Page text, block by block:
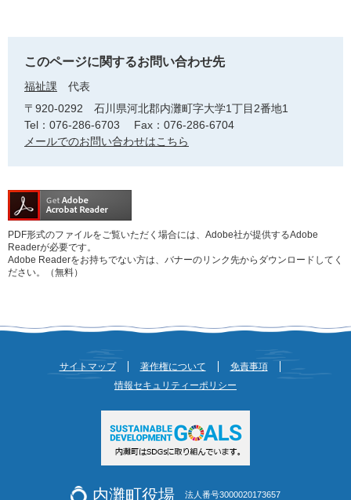
このページに関するお問い合わせ先
福祉課
代表
〒920-0292
石川県河北郡内灘町字大学1丁目2番地1
Tel：076-286-6703
Fax：076-286-6704
メールでのお問い合わせはこちら
PDF形式のファイルをご覧いただく場合には、Adobe社が提供するAdobe
Readerが必要です。
Adobe Readerをお持ちでない方は、バナーのリンク先からダウンロードしてく
ださい。（無料）
サイトマップ 著作権について
免責事項
情報セキュリティーポリシー
内灘町役場 法人番号3000020173657